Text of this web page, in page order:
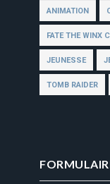
ANIMATION
FATE THE WINX
JEUNESSE
TOMB RAIDER